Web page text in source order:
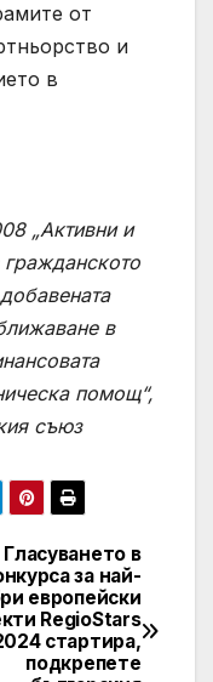
от
и
в
„Активни и
гражданското
в
помощ“,
съюз
Гласуването в
за най-
европейски
RegioStars
стартира,
подкрепете